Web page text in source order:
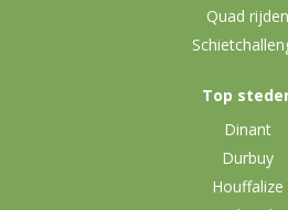
Quad rijden
Top
Dinant
Durbuy
Houffalize